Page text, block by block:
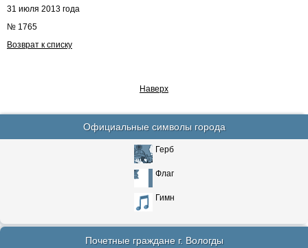
31 июля 2013 года
№ 1765
Возврат к списку
Наверх
Официальные символы города
Герб
Флаг
Гимн
Почетные граждане г. Вологды